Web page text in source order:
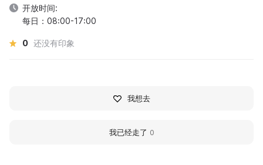
开放时间:
每日：08:00-17:00
0 还没有印象
我想去
我已经走了 0